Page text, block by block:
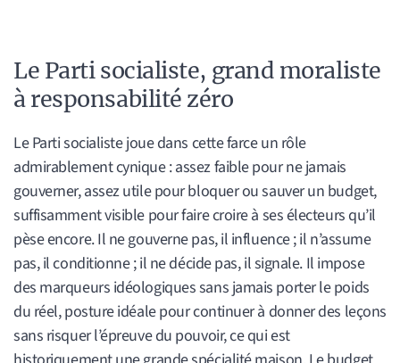
Le Parti socialiste, grand moraliste
à responsabilité zéro
Le Parti socialiste joue dans cette farce un rôle
admirablement cynique : assez faible pour ne jamais
gouverner, assez utile pour bloquer ou sauver un budget,
suffisamment visible pour faire croire à ses électeurs qu’il
pèse encore. Il ne gouverne pas, il influence ; il n’assume
pas, il conditionne ; il ne décide pas, il signale. Il impose
des marqueurs idéologiques sans jamais porter le poids
du réel, posture idéale pour continuer à donner des leçons
sans risquer l’épreuve du pouvoir, ce qui est